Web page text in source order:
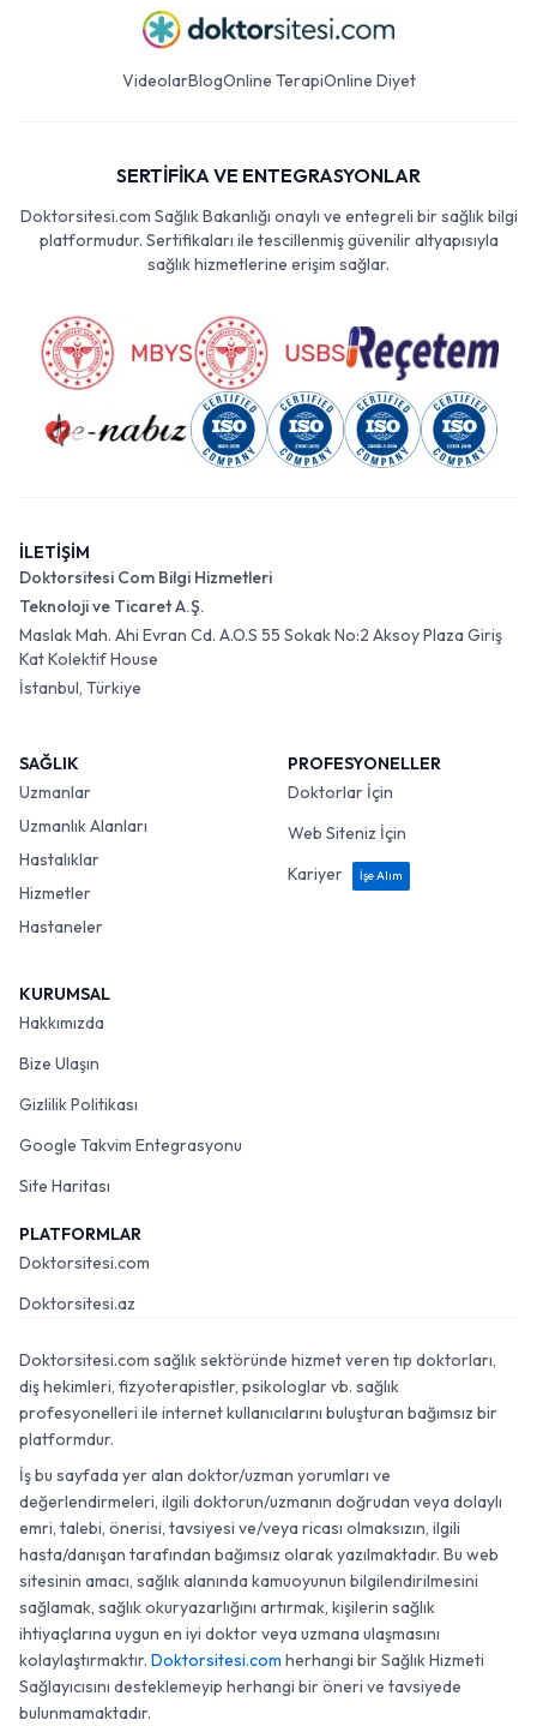
VideolarBlogOnline TerapiOnline Diyet
SERTİFİKA VE ENTEGRASYONLAR
Doktorsitesi.com Sağlık Bakanlığı onaylı ve entegreli bir sağlık bilgi
platformudur. Sertifikaları ile tescillenmiş güvenilir altyapısıyla
sağlık hizmetlerine erişim sağlar.
İLETİŞİM
Doktorsitesi Com Bilgi Hizmetleri
Teknoloji ve Ticaret A.Ş.
Maslak Mah. Ahi Evran Cd. A.O.S 55 Sokak No:2 Aksoy Plaza Giriş
Kat Kolektif House
İstanbul, Türkiye
SAĞLIK
Uzmanlar
Uzmanlık Alanları
Hastalıklar
Hizmetler
Hastaneler
PROFESYONELLER
Doktorlar İçin
Web Siteniz İçin
Kariyer
İşe Alım
KURUMSAL
Hakkımızda
Bize Ulaşın
Gizlilik Politikası
Google Takvim Entegrasyonu
Site Haritası
PLATFORMLAR
Doktorsitesi.com
Doktorsitesi.az
Doktorsitesi.com sağlık sektöründe hizmet veren tıp doktorları,
diş hekimleri, fizyoterapistler, psikologlar vb. sağlık
profesyonelleri ile internet kullanıcılarını buluşturan bağımsız bir
platformdur.
İş bu sayfada yer alan doktor/uzman yorumları ve
değerlendirmeleri, ilgili doktorun/uzmanın doğrudan veya dolaylı
emri, talebi, önerisi, tavsiyesi ve/veya ricası olmaksızın, ilgili
hasta/danışan tarafından bağımsız olarak yazılmaktadır. Bu web
sitesinin amacı, sağlık alanında kamuoyunun bilgilendirilmesini
sağlamak, sağlık okuryazarlığını artırmak, kişilerin sağlık
ihtiyaçlarına uygun en iyi doktor veya uzmana ulaşmasını
kolaylaştırmaktır. Doktorsitesi.com herhangi bir Sağlık Hizmeti
Sağlayıcısını desteklemeyip herhangi bir öneri ve tavsiyede
bulunmamaktadır.